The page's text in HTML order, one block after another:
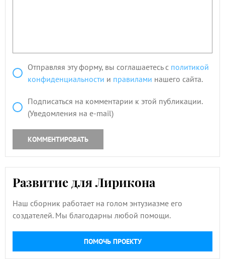
Отправляя эту форму, вы соглашаетесь с политикой
конфиденциальности и правилами нашего сайта.
Подписаться на комментарии к этой публикации.
(Уведомления на e-mail)
КОММЕНТИРОВАТЬ
Развитие для Лирикона
Наш сборник работает на голом энтузиазме его
создателей. Мы благодарны любой помощи.
ПОМОЧЬ ПРОЕКТУ